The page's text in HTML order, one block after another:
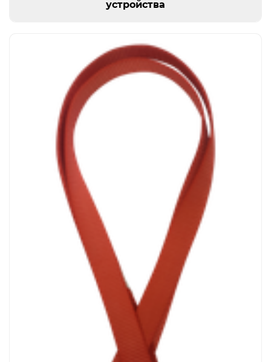
устройства
Открыть изображение
Анкерные петли и стропы (мобильные) ЛЭП